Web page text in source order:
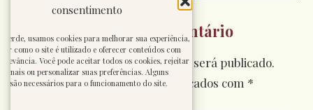
consentimento
usamos cookies para melhorar sua experiência,
como o site é utilizado e oferecer conteúdos com
Você pode aceitar todos os cookies, rejeitar
ou personalizar suas preferências. Alguns
são necessários para o funcionamento do site.
Deixe um comentário
O seu endereço de e-mail não será publicado.
Campos obrigatórios são marcados com *